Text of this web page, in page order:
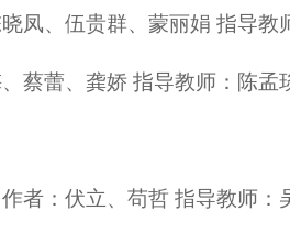
凤、伍贵群、蒙丽娟 指导教
蔡蕾、龚娇 指导教师：陈孟
者：伏立、苟哲 指导教师：